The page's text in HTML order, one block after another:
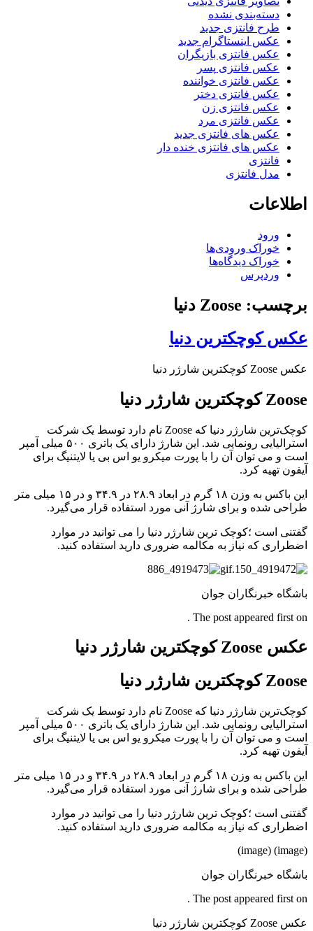
دسته‌بندی نشده
طرح فانتزی جدید
عکس اینستاگرام جدید
عکس فانتزی بازیگران
عکس فانتزی پسر
عکس فانتزی خواننده
عکس فانتزی دختر
عکس فانتزی زن
عکس فانتزی مرد
عکس های فانتزی جدید
عکس های فانتزی خنده دار
فانتزی
مدل فانتزی
اطلاعات
ورود
خوراک ورودی‌ها
خوراک دیدگاه‌ها
وردپرس
برچسب: Zoose دنیا
عکس کوچکترین دنیا
عکس Zoose کوچکترین شارژر دنیا
Zoose کوچکترین شارژر دنیا
کوچک‌ترین شارژر دنیا که Zoose نام دارد توسط یک شرکت
استرالیایی رونمایی شد. این شارژ دارای یک باتری ۵۰۰ میلی آمپر
است و می توان آن را با پورت میکرو یو اس بی یا لایتنیگ برای
آیفون تهیه کرد.
این باکس به وزن ۱۸ گرم در ابعاد ۲۸.۹ در ۳۴.۹ و در ۱۵ میلی متر
طراحی شده و برای شارژ آنی مورد استفاده قرار می‌گیرد.
گفتنی است ؛کوچک ترین شارژر دنیا را می توانید در موارد
اضطراری که نیاز به مکالمه ضروری دارید استفاده کنید.
باشگاه خبرنگاران جوان
The post appeared first on .
عکس Zoose کوچکترین شارژر دنیا
Zoose کوچکترین شارژر دنیا
کوچک‌ترین شارژر دنیا که Zoose نام دارد توسط یک شرکت
استرالیایی رونمایی شد. این شارژ دارای یک باتری ۵۰۰ میلی آمپر
است و می توان آن را با پورت میکرو یو اس بی یا لایتنیگ برای
آیفون تهیه کرد.
این باکس به وزن ۱۸ گرم در ابعاد ۲۸.۹ در ۳۴.۹ و در ۱۵ میلی متر
طراحی شده و برای شارژ آنی مورد استفاده قرار می‌گیرد.
گفتنی است ؛کوچک ترین شارژر دنیا را می توانید در موارد
اضطراری که نیاز به مکالمه ضروری دارید استفاده کنید.
(image) (image)
باشگاه خبرنگاران جوان
The post appeared first on .
عکس Zoose کوچکترین شارژر دنیا